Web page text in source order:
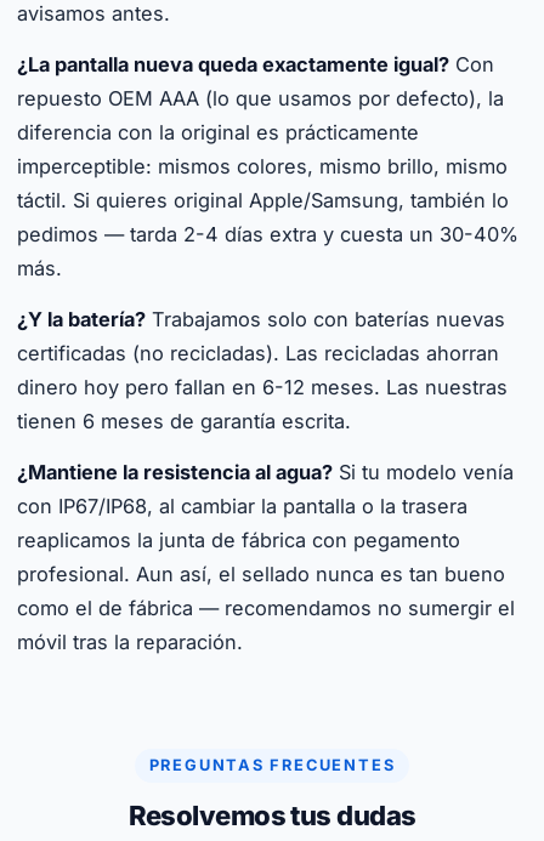
avisamos antes.
¿La pantalla nueva queda exactamente igual? Con
repuesto OEM AAA (lo que usamos por defecto), la
diferencia con la original es prácticamente
imperceptible: mismos colores, mismo brillo, mismo
táctil. Si quieres original Apple/Samsung, también lo
pedimos — tarda 2-4 días extra y cuesta un 30-40%
más.
¿Y la batería? Trabajamos solo con baterías nuevas
certificadas (no recicladas). Las recicladas ahorran
dinero hoy pero fallan en 6-12 meses. Las nuestras
tienen 6 meses de garantía escrita.
¿Mantiene la resistencia al agua? Si tu modelo venía
con IP67/IP68, al cambiar la pantalla o la trasera
reaplicamos la junta de fábrica con pegamento
profesional. Aun así, el sellado nunca es tan bueno
como el de fábrica — recomendamos no sumergir el
móvil tras la reparación.
PREGUNTAS FRECUENTES
Resolvemos tus dudas